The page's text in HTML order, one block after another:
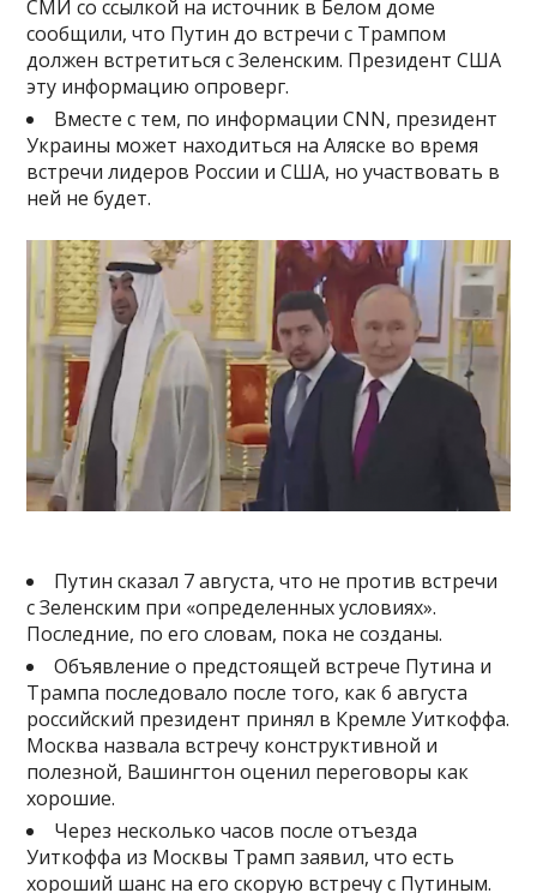
СМИ со ссылкой на источник в Белом доме
сообщили, что Путин до встречи с Трампом
должен встретиться с Зеленским. Президент США
эту информацию опроверг.
Вместе с тем, по информации CNN, президент
Украины может находиться на Аляске во время
встречи лидеров России и США, но участвовать в
ней не будет.
Путин сказал 7 августа, что не против встречи
с Зеленским при «определенных условиях».
Последние, по его словам, пока не созданы.
Объявление о предстоящей встрече Путина и
Трампа последовало после того, как 6 августа
российский президент принял в Кремле Уиткоффа.
Москва назвала встречу конструктивной и
полезной, Вашингтон оценил переговоры как
хорошие.
Через несколько часов после отъезда
Уиткоффа из Москвы Трамп заявил, что есть
хороший шанс на его скорую встречу с Путиным.